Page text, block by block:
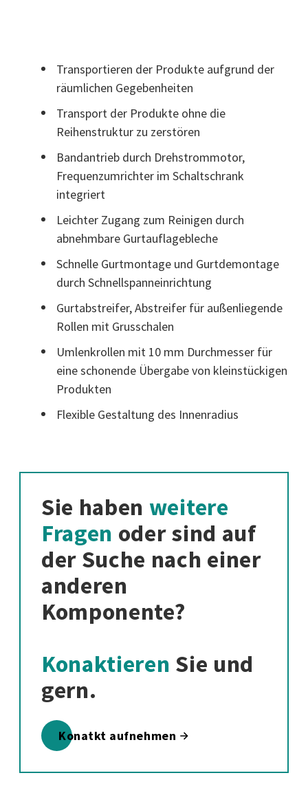
Transportieren der Produkte aufgrund der
räumlichen Gegebenheiten
Transport der Produkte ohne die
Reihenstruktur zu zerstören
Bandantrieb durch Drehstrommotor,
Frequenzumrichter im Schaltschrank
integriert
Leichter Zugang zum Reinigen durch
abnehmbare Gurtauflagebleche
Schnelle Gurtmontage und Gurtdemontage
durch Schnellspanneinrichtung
Gurtabstreifer, Abstreifer für außenliegende
Rollen mit Grusschalen
Umlenkrollen mit 10 mm Durchmesser für
eine schonende Übergabe von kleinstückigen
Produkten
Flexible Gestaltung des Innenradius
Sie haben weitere
Fragen oder sind auf
der Suche nach einer
anderen
Komponente?
Konaktieren Sie und
gern.
Konatkt aufnehmen